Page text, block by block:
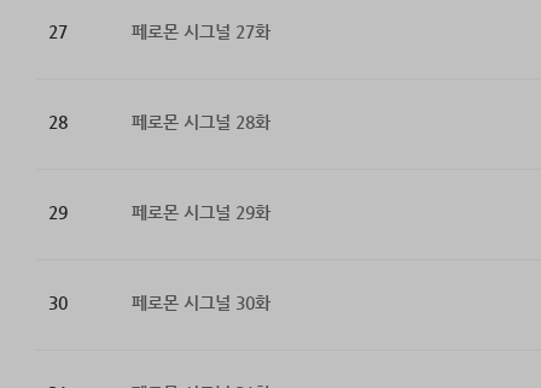
27 페로몬 시그널 27화
28 페로몬 시그널 28화
29 페로몬 시그널 29화
30 페로몬 시그널 30화